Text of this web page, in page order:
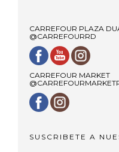
CARREFOUR PLAZA
@CARREFOURRD
CARREFOUR MARKET
SUSCRIBETE A